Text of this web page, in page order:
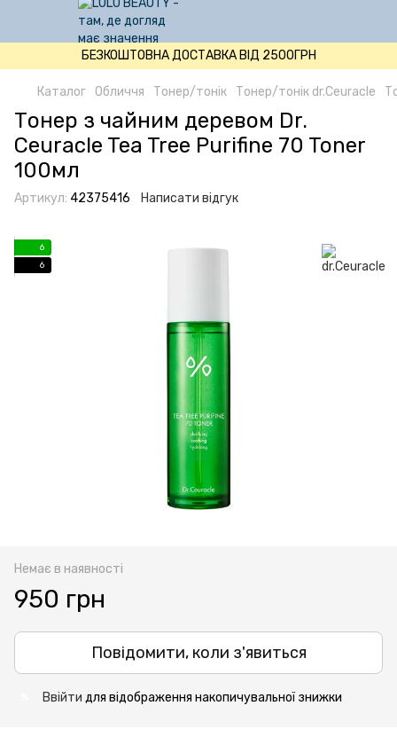
БЕЗКОШТОВНА ДОСТАВКА ВІД 2500ГРН
Каталог Обличчя Тонер/тонік Тонер/тонік dr.Ceuracle
Тонер з чайним деревом Dr.
Ceuracle Tea Tree Purifine 70 Toner
100мл
Артикул: 42375416 Написати відгук
6
6
Немає в наявності
950 грн
Повідомити, коли з'явиться
Ввійти для відображення накопичувальної знижки